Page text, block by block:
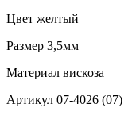
Цвет желтый
Размер 3,5мм
Материал вискоза
Артикул 07-4026 (07)